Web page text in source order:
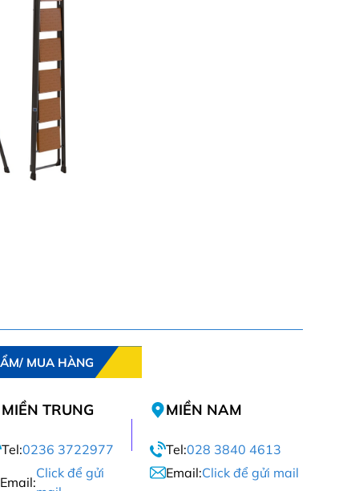
MUA HÀNG
MIỀN TRUNG
Tel:0236 3722977
Email:
Click để gửi
MIỀN NAM
Tel:028 3840 4613
Email:Click để gửi mail